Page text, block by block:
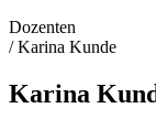
Dozenten
/Karina Kunde
Karina